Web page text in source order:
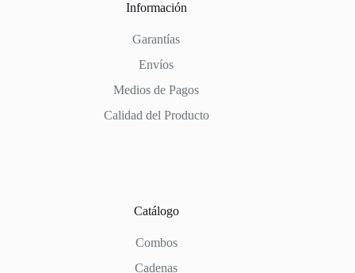
Información
Garantías
Envíos
Medios de Pagos
Calidad del Producto
Catálogo
Combos
Cadenas